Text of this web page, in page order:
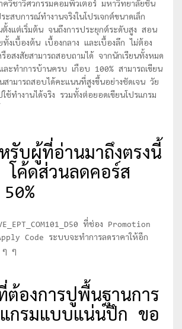
ควิชาวิศวกรรมคอมพิวเตอร์ มหาวิทยาลัยชั้น
สบการณ์ทำงานจริงในโปรเจกต์ขนาดเล็ก
งแต่เริ่มต้น จนถึงการประยุกต์ระดับสูง สอน
ยทั้งเบื้องต้น เบื้องกลาง และเบื้องลึก ไม่ต้อง
รือสงสัยสามารถสอบถามได้ จากนักเรียนทั้งหมด
ละทำการบ้านครบ เกือบ 100% สามารถเขียน
สามารถสอบได้คะแนนที่สูงขึ้นอย่างชัดเจน วัย
ใช้ทำงานได้จริง รวมทั้งต่อยอดเขียนโปรแกรม
รับผู้ที่อ่านมาถึงตรงนี้
โค้ดส่วนลดคอร์ส
ที่ช่อง Promotion
Code ระบบจะทำการลดราคาให้อีก
ๆ ๆ
ต้องการปูพื้นฐานการ
แกรมแบบแน่นปึก ขอ